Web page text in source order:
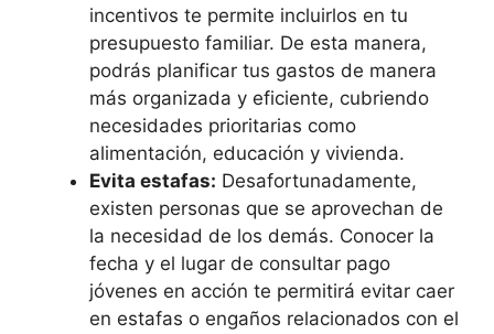
incentivos te permite incluirlos en tu
presupuesto familiar. De esta manera,
podrás planificar tus gastos de manera
más organizada y eficiente, cubriendo
necesidades prioritarias como
alimentación, educación y vivienda.
Evita estafas: Desafortunadamente,
existen personas que se aprovechan de
la necesidad de los demás. Conocer la
fecha y el lugar de consultar pago
jóvenes en acción te permitirá evitar caer
en estafas o engaños relacionados con el